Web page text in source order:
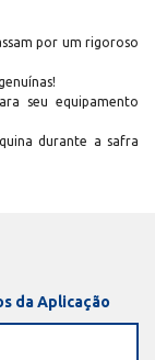
por um rigoroso
seu equipamento
durante a safra
da Aplicação